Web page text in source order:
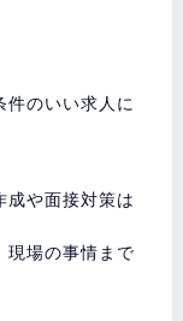
のいい求人に
や面接対策は
現場の事情まで